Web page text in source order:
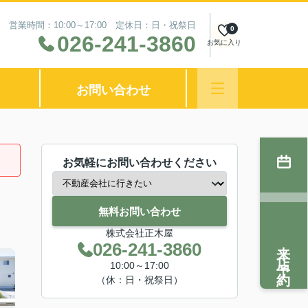
営業時間：10:00～17:00 定休日：日・祝祭日
026-241-3860 お気に入り
0
お問い合わせ
お気軽にお問い合わせください
無料お問い合わせ
株式会社正木屋
026-241-3860
10:00～17:00
（休：日・祝祭日）
来店予約